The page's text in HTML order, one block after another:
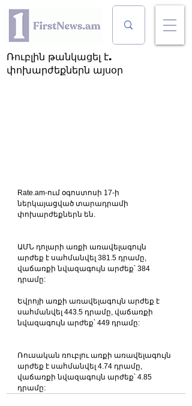
Ռուբլին թանկացել է.
փոխարժեքներն այսօր
Rate.am-ում օգոստոսի 17-ի
ներկայացված տարադրամի
փոխարժեքներն են.
ԱՄՆ դոլարի առքի առավելագույն
արժեք է սահմանվել 381.5 դրամը,
վաճառքի նվազագույն արժեք՝ 384
դրամը:
Եվրոյի առքի առավելագույն արժեք է
սահմանվել 443.5 դրամը, վաճառքի
նվազագույն արժեք՝ 449 դրամը:
Ռուսական ռուբլու առքի առավելագույն
արժեք է սահմանվել 4.74 դրամը,
վաճառքի նվազագույն արժեք՝ 4.85
դրամը: